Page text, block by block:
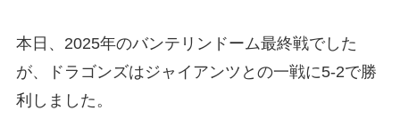
本日、2025年のバンテリンドーム最終戦でした
が、ドラゴンズはジャイアンツとの一戦に5-2で勝
利しました。